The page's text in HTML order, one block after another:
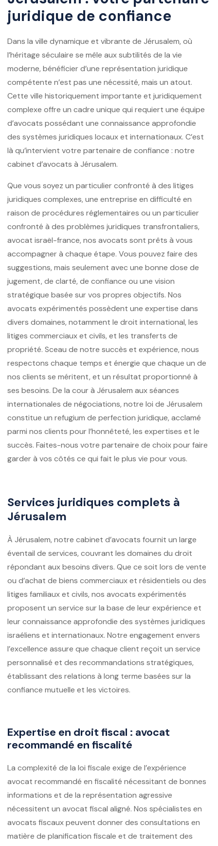
juridique de confiance
Dans la ville dynamique et vibrante de Jérusalem, où
l’héritage séculaire se mêle aux subtilités de la vie
moderne, bénéficier d’une représentation juridique
compétente n’est pas une nécessité, mais un atout.
Cette ville historiquement importante et juridiquement
complexe offre un cadre unique qui requiert une équipe
d’avocats possédant une connaissance approfondie
des systèmes juridiques locaux et internationaux. C’est
là qu’intervient votre partenaire de confiance : notre
cabinet d’avocats à Jérusalem.
Que vous soyez un particulier confronté à des litiges
juridiques complexes, une entreprise en difficulté en
raison de procédures réglementaires ou un particulier
confronté à des problèmes juridiques transfrontaliers,
avocat israël-france, nos avocats sont prêts à vous
accompagner à chaque étape. Vous pouvez faire des
suggestions, mais seulement avec une bonne dose de
jugement, de clarté, de confiance ou une vision
stratégique basée sur vos propres objectifs. Nos
avocats expérimentés possèdent une expertise dans
divers domaines, notamment le droit international, les
litiges commerciaux et civils, et les transferts de
propriété. Sceau de notre succès et expérience, nous
respectons chaque temps et énergie que chaque un de
nos clients se méritent, et un résultat proportionné à
ses besoins. De la cour à Jérusalem aux séances
internationales de négociations, notre loi de Jérusalem
constitue un refugium de perfection juridique, acclamé
parmi nos clients pour l’honnêteté, les expertises et le
succès. Faites-nous votre partenaire de choix pour faire
garder à vos côtés ce qui fait le plus vie pour vous.
Services juridiques complets à
Jérusalem
À Jérusalem, notre cabinet d’avocats fournit un large
éventail de services, couvrant les domaines du droit
répondant aux besoins divers. Que ce soit lors de vente
ou d’achat de biens commerciaux et résidentiels ou des
litiges familiaux et civils, nos avocats expérimentés
proposent un service sur la base de leur expérience et
leur connaissance approfondie des systèmes juridiques
israéliens et internationaux. Notre engagement envers
l’excellence assure que chaque client reçoit un service
personnalisé et des recommandations stratégiques,
établissant des relations à long terme basées sur la
confiance mutuelle et les victoires.
Expertise en droit fiscal : avocat
recommandé en fiscalité
La complexité de la loi fiscale exige de l’expérience
avocat recommandé en fiscalité nécessitant de bonnes
informations et de la représentation agressive
nécessitent un avocat fiscal aligné. Nos spécialistes en
avocats fiscaux peuvent donner des consultations en
matière de planification fiscale et de traitement des